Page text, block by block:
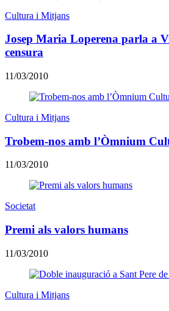
Cultura i Mitjans
Josep Maria Loperena parla a
censura
11/03/2010
Cultura i Mitjans
Trobem-nos amb l’Òmnium
11/03/2010
Societat
Premi als valors humans
11/03/2010
Cultura i Mitjans